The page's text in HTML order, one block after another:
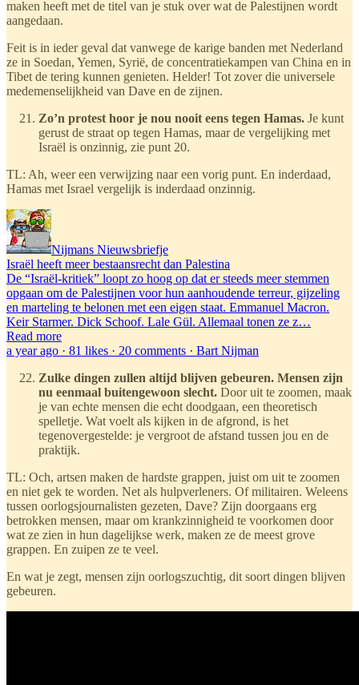
maken heeft met de titel van je stuk over wat de Palestijnen wordt
aangedaan.
Feit is in ieder geval dat vanwege de karige banden met Nederland
ze in Soedan, Yemen, Syrië, de concentratiekampen van China en in
Tibet de tering kunnen genieten. Helder! Tot zover die universele
medemenselijkheid van Dave en de zijnen.
Zo’n protest hoor je nou nooit eens tegen Hamas. Je kunt
gerust de straat op tegen Hamas, maar de vergelijking met
Israël is onzinnig, zie punt 20.
TL: Ah, weer een verwijzing naar een vorig punt. En inderdaad,
Hamas met Israel vergelijk is inderdaad onzinnig.
Nijmans Nieuwsbriefje
Israël heeft meer bestaansrecht dan Palestina
De “Israël-kritiek” loopt zo hoog op dat er steeds meer stemmen
opgaan om de Palestijnen voor hun aanhoudende terreur, gijzeling
en marteling te belonen met een eigen staat. Emmanuel Macron.
Keir Starmer. Dick Schoof. Lale Gül. Allemaal tonen ze z…
Read more
a year ago · 81 likes · 20 comments · Bart Nijman
Zulke dingen zullen altijd blijven gebeuren. Mensen zijn
nu eenmaal buitengewoon slecht. Door uit te zoomen, maak
je van echte mensen die echt doodgaan, een theoretisch
spelletje. Wat voelt als kijken in de afgrond, is het
tegenovergestelde: je vergroot de afstand tussen jou en de
praktijk.
TL: Och, artsen maken de hardste grappen, juist om uit te zoomen
en niet gek te worden. Net als hulpverleners. Of militairen. Weleens
tussen oorlogsjournalisten gezeten, Dave? Zijn doorgaans erg
betrokken mensen, maar om krankzinnigheid te voorkomen door
wat ze zien in hun dagelijkse werk, maken ze de meest grove
grappen. En zuipen ze te veel.
En wat je zegt, mensen zijn oorlogszuchtig, dit soort dingen blijven
gebeuren.